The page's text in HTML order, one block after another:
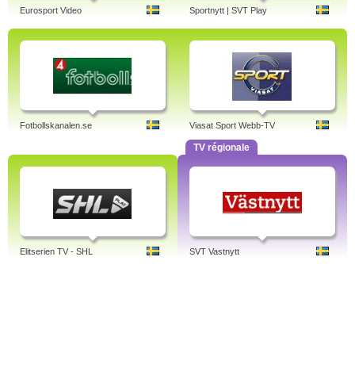
Eurosport Video Sportnytt | SVT Play
Fotbollskanalen.se Viasat Sport Webb-TV
Elitserien TV - SHL
TV régionale
SVT Vastnytt